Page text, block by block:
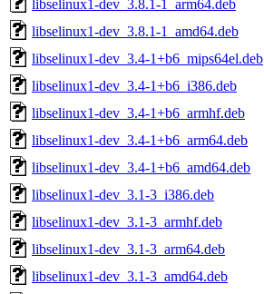
libselinux1-dev_3.8.1-1_arm64.deb
libselinux1-dev_3.8.1-1_amd64.deb
libselinux1-dev_3.4-1+b6_mips64el.deb
libselinux1-dev_3.4-1+b6_i386.deb
libselinux1-dev_3.4-1+b6_armhf.deb
libselinux1-dev_3.4-1+b6_arm64.deb
libselinux1-dev_3.4-1+b6_amd64.deb
libselinux1-dev_3.1-3_i386.deb
libselinux1-dev_3.1-3_armhf.deb
libselinux1-dev_3.1-3_arm64.deb
libselinux1-dev_3.1-3_amd64.deb